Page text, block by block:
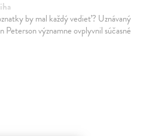
by mal každý vedieť? Uznávaný
Peterson významne ovplyvnil súčasné